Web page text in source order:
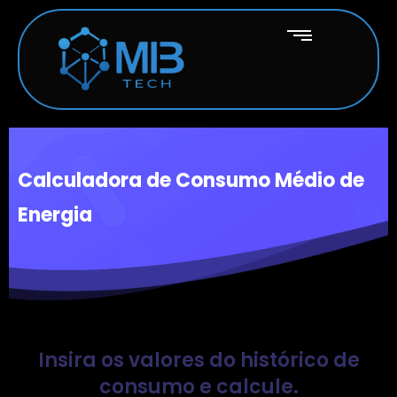
Calculadora de Consumo Médio de
Energia
Insira os valores do histórico de
consumo e calcule.